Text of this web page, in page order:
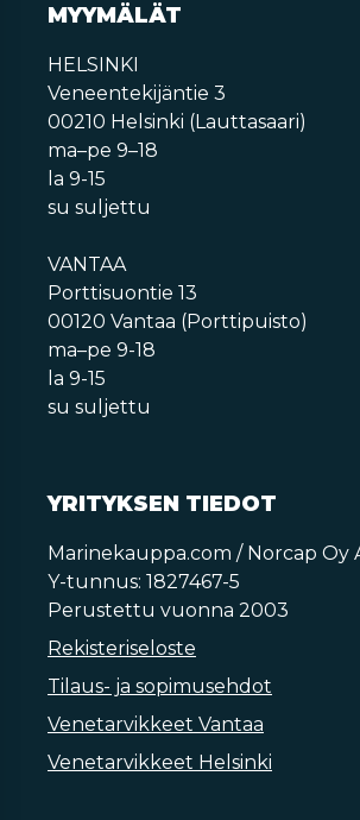
MYYMÄLÄT
HELSINKI
Veneentekijäntie 3
00210 Helsinki (Lauttasaari)
ma–pe 9–18
la 9-15
su suljettu
VANTAA
Porttisuontie 13
00120 Vantaa (Porttipuisto)
ma–pe 9-18
la 9-15
su suljettu
YRITYKSEN TIEDOT
Marinekauppa.com / Norcap Oy
Y-tunnus: 1827467-5
Perustettu vuonna 2003
Rekisteriseloste
Tilaus- ja sopimusehdot
Venetarvikkeet Vantaa
Venetarvikkeet Helsinki